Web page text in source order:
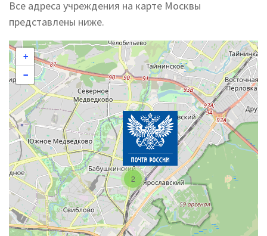
Все адреса учреждения на карте Москвы
представлены ниже.
2
+
−